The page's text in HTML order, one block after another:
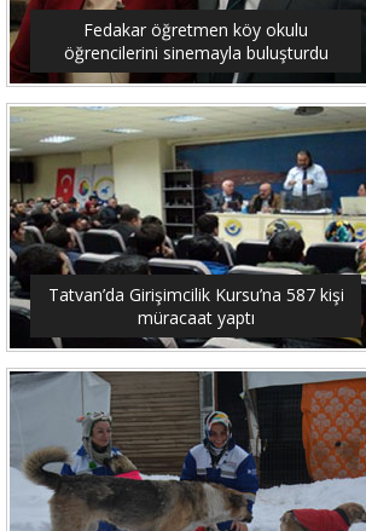
Fedakar öğretmen köy okulu
öğrencilerini sinemayla buluşturdu
Tatvan’da Girişimcilik Kursu’na 587 kişi
müracaat yaptı